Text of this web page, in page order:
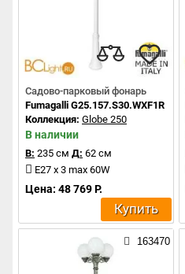
Садово-парковый фонарь
Fumagalli G25.157.S30.WXF1R
Коллекция: Globe 250
В наличии
В: 235 см Д: 62 см
E27 x 3 max 60W
Цена: 48 769 Р.
Купить
163470